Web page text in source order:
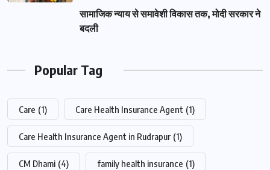
सामाजिक न्याय से समावेशी विकास तक, मोदी सरकार ने
बदली
Popular Tag
Care (1) Care Health Insurance Agent (1)
Care Health Insurance Agent in Rudrapur (1)
CM Dhami (4) family health insurance (1)